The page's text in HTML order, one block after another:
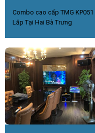
Combo cao cấp TMG KP051
Lắp Tại Hai Bà Trưng